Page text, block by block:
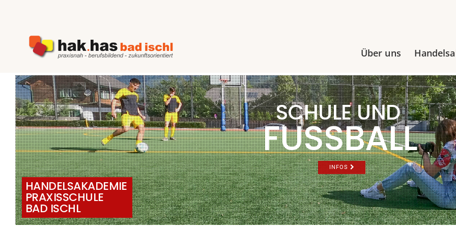
Über uns
HANDELSAKADEMIE
PRAXISSCHULE
BAD ISCHL
FUSSBALL
SCHULE UND
INFOS